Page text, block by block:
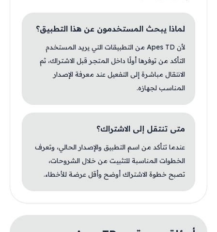
لماذا يبحث المستخدمون عن هذا التطبيق؟
لأن Apes TD من التطبيقات التي يريد المستخدم
التأكد من توفرها أولًا داخل المتجر قبل الاشتراك، ثم
الانتقال مباشرة إلى التفعيل عند معرفة الإصدار
المناسب لجهازه.
متى تنتقل إلى الاشتراك؟
عندما تتأكد من اسم التطبيق والإصدار الحالي، وتعرف
الخطوات المناسبة للتثبيت من خلال الشروحات،
تصبح خطوة الاشتراك أوضح وأقل عرضة للأخطاء.